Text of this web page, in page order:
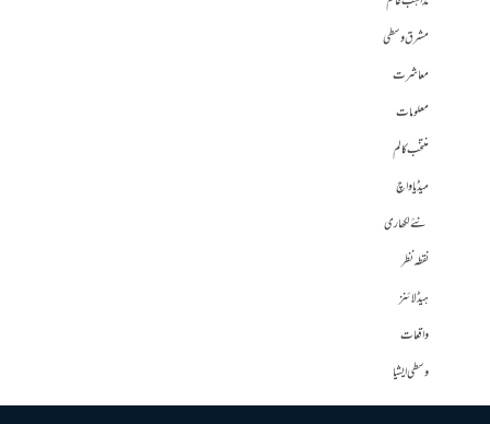
مشرق وسطی
معاشرت
معلومات
منتخب کالم
میڈیا واچ
نئے لکھاری
نقطہ نظر
ہیڈلائنز
واقعات
وسطی ایشیا